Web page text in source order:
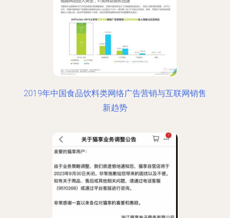
2019年中国食品饮料类网络广告营销与互联网销售
新趋势